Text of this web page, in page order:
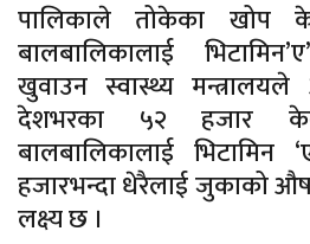
पालिकाले तोकेका खोप
बालबालिकालाई
खुवाउन स्वास्थ्य
देशभरका ५२ हजार
बालबालिकालाई
हजारभन्दा धेरैलाई जुकाको
लक्ष्य छ ।